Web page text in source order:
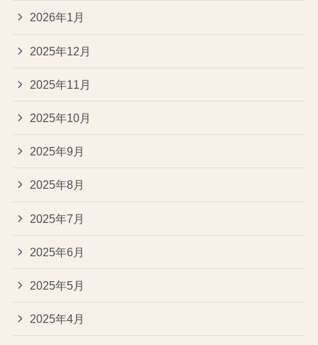
2026年1月
2025年12月
2025年11月
2025年10月
2025年9月
2025年8月
2025年7月
2025年6月
2025年5月
2025年4月